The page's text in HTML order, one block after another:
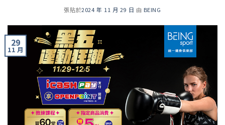
張貼於2024 年 11 月 29 日 由 BEING
29
11 月